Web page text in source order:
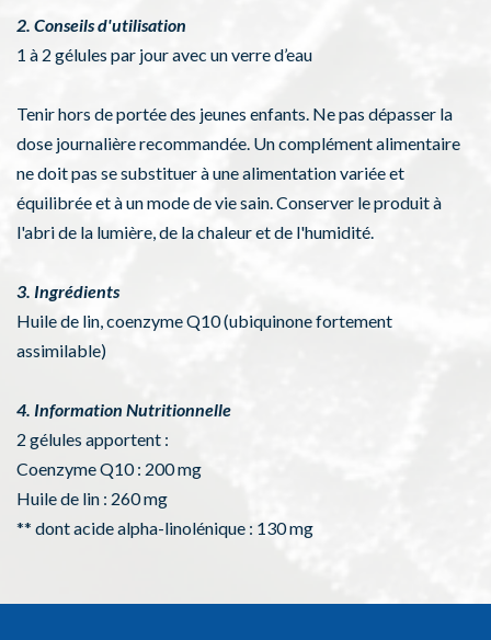
2. Conseils d'utilisation
1 à 2 gélules par jour avec un verre d’eau
Tenir hors de portée des jeunes enfants. Ne pas dépasser la
dose journalière recommandée. Un complément alimentaire
ne doit pas se substituer à une alimentation variée et
équilibrée et à un mode de vie sain. Conserver le produit à
l'abri de la lumière, de la chaleur et de l'humidité.
3. Ingrédients
Huile de lin, coenzyme Q10 (ubiquinone fortement
assimilable)
4. Information Nutritionnelle
2 gélules apportent :
Coenzyme Q10 : 200 mg
Huile de lin : 260 mg
** dont acide alpha-linolénique : 130 mg